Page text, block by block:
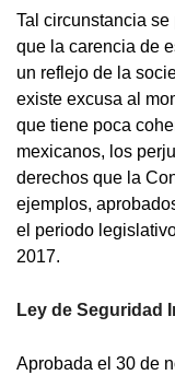
Tal circunstancia
que la carencia de
un reflejo de la
existe excusa al
que tiene poca
mexicanos, los
derechos que la
ejemplos,
el periodo
2017.
Ley de Seguridad
Aprobada el 30 de